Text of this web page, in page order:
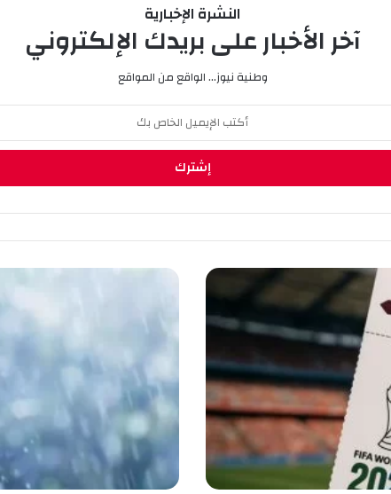
النشرة الإخبارية
آخر الأخبار على بريدك الإلكتروني
وطنية نيوز... الواقع من المواقع
أ
ع
د
ي
ا